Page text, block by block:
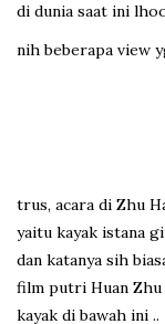
di dunia saat ini
nih beberapa view
trus, acara di Zhu
yaitu kayak istana
dan katanya sih
film putri Huan Zhu
kayak di bawah ini ..